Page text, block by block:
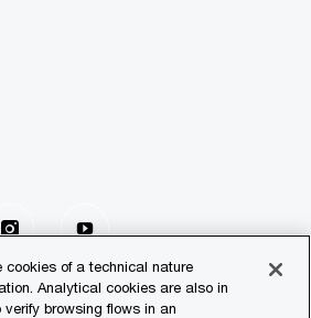
of a technical nature
Analytical cookies are also in
browsing flows in an